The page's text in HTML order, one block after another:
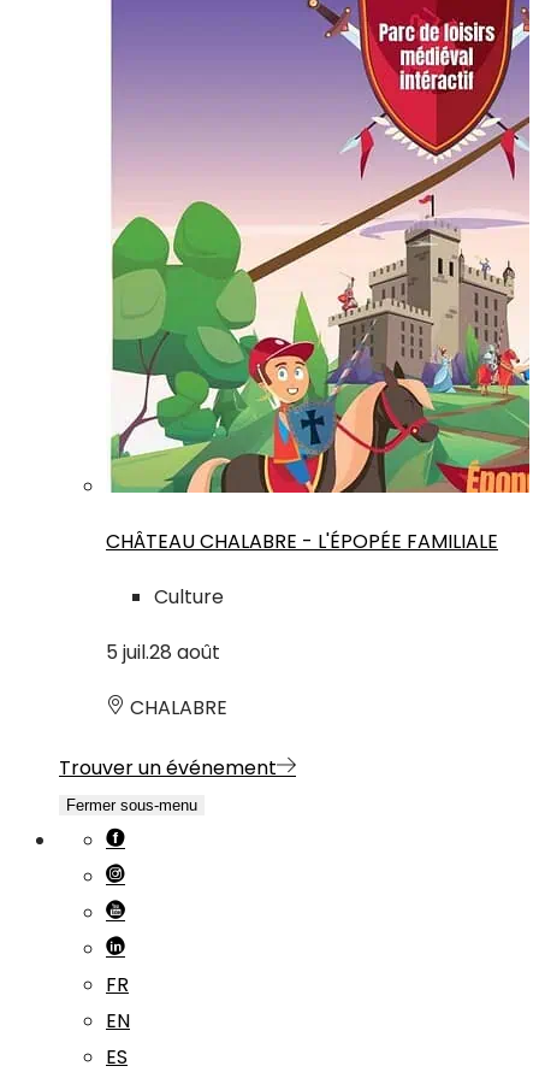
CHÂTEAU CHALABRE - L'ÉPOPÉE FAMILIALE
Culture
5 juil.28 août
CHALABRE
Trouver un événement
Fermer sous-menu
FR
EN
ES